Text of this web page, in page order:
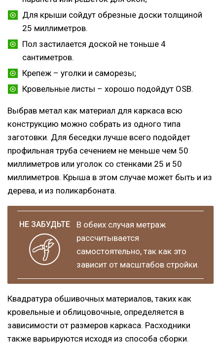
Для крыши сойдут обрезные доски толщиной
25 миллиметров.
Пол застилается доской не тоньше 4
сантиметров.
Крепеж – уголки и саморезы;
Кровельные листы – хорошо подойдут OSB.
Выбрав метал как материал для каркаса всю
конструкцию можно собрать из одного типа
заготовки. Для беседки лучше всего подойдет
профильная труба сечением не меньше чем 50
миллиметров или уголок со стенками 25 и 50
миллиметров. Крыша в этом случае может быть и из
дерева, и из поликарбоната.
В обеих случая метраж
рассчитывается
самостоятельно, так как это
зависит от масштабов стройки.
Квадратура обшивочных материалов, таких как
кровельные и облицовочные, определяется в
зависимости от размеров каркаса. Расходники
также варьируются исходя из способа сборки.